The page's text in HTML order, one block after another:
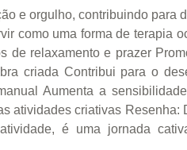
e orgulho, contribuindo para
como uma forma de terapia
de relaxamento e prazer
criada Contribui para o
Aumenta a
atividades criativas Resenha:
é uma jornada